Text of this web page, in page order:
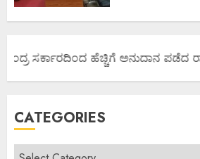
ಸರ್ಕಾರದಿಂದ ಹೆಚ್ಚಿಗೆ ಅನುದಾನ ಪಡೆದ
CATEGORIES